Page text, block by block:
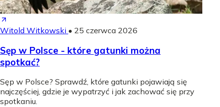
Witold Witkowski • 25 czerwca 2026
Sęp w Polsce - które gatunki można
spotkać?
Sęp w Polsce? Sprawdź, które gatunki pojawiają się
najczęściej, gdzie je wypatrzyć i jak zachować się przy
spotkaniu.